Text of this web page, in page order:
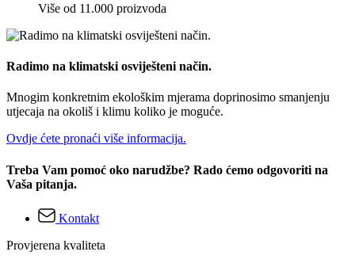
Više od 11.000 proizvoda
Radimo na klimatski osviješteni način.
Mnogim konkretnim ekološkim mjerama doprinosimo smanjenju
utjecaja na okoliš i klimu koliko je moguće.
Ovdje ćete pronaći više informacija.
Treba Vam pomoć oko narudžbe? Rado ćemo odgovoriti na
Vaša pitanja.
Kontakt
Provjerena kvaliteta